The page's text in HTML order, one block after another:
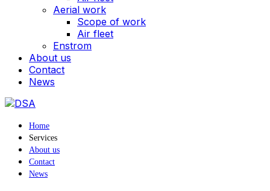
Aerial work
Scope of work
Air fleet
Enstrom
About us
Contact
News
Home
Services
About us
Contact
News